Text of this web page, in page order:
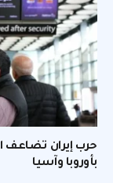
حرب إيران تضاعف
بأوروبا وآسيا